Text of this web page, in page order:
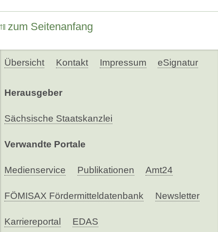
zum Seitenanfang
Übersicht Kontakt Impressum eSignatur
Herausgeber
Sächsische Staatskanzlei
Verwandte Portale
Medienservice Publikationen Amt24
FÖMISAX Fördermitteldatenbank Newsletter
Karriereportal EDAS